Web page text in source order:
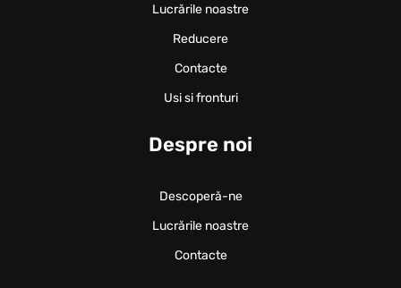
Lucrările noastre
Reducere
Contacte
Usi si fronturi
Despre noi
Descoperă-ne
Lucrările noastre
Contacte